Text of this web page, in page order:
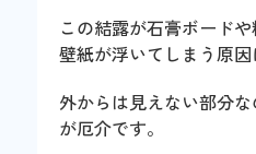
この結露が石膏ボードや
壁紙が浮いてしまう原因
外からは見えない部分
が厄介です。